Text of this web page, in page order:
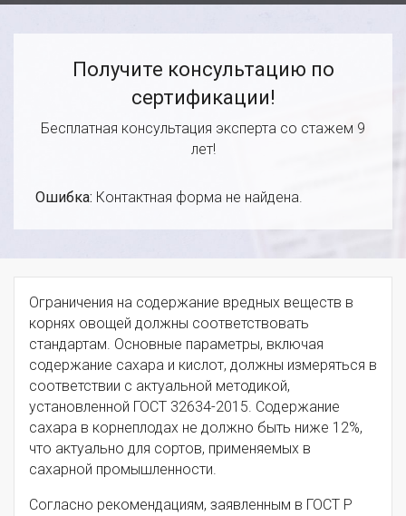
Получите консультацию по
сертификации!
Бесплатная консультация эксперта со стажем 9
лет!
Ошибка: Контактная форма не найдена.
Ограничения на содержание вредных веществ в
корнях овощей должны соответствовать
стандартам. Основные параметры, включая
содержание сахара и кислот, должны измеряться в
соответствии с актуальной методикой,
установленной ГОСТ 32634-2015. Содержание
сахара в корнеплодах не должно быть ниже 12%,
что актуально для сортов, применяемых в
сахарной промышленности.
Согласно рекомендациям, заявленным в ГОСТ Р